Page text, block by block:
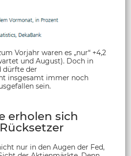
Vorjahr waren es „nur“ +4,2
und August). Doch in
dürfte der
insgesamt immer noch
sein.
erholen sich
nur in den Augen der Fed,